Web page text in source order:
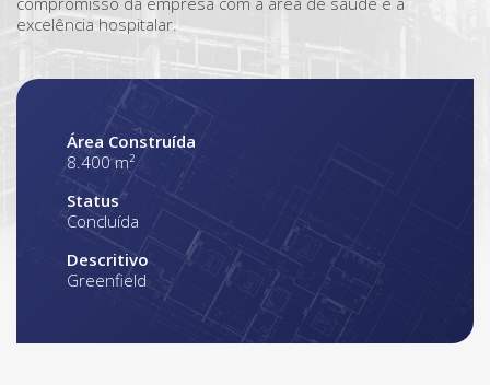
excelência hospitalar.
Área Construída
8.400 m²
Status
Concluída
Descritivo
Greenfield